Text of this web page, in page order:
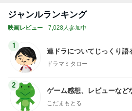
ジャンルランキング
映画レビュー 7,028人参加中
1
連ドラについてじっくり語
ドラマミタロー
2
ゲーム感想、レビューなど
こだまもとる